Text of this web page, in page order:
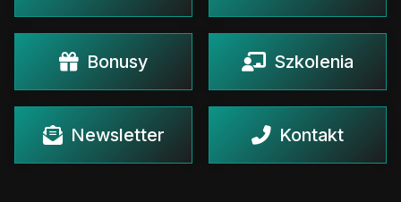
Bonusy Szkolenia
Newsletter Kontakt